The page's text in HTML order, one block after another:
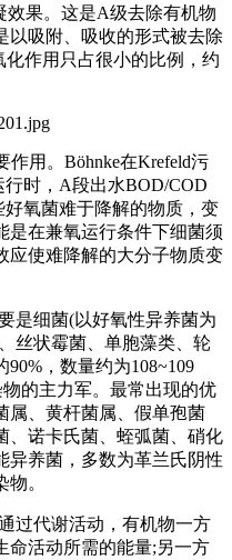
效果。这是A级去除有机物
以吸附、吸收的形式被去除
化作用只占很小的比例，约
作用。Bӧhnke在Krefeld污
时，A段出水BOD/COD
氧菌难于降解的物质，变
是在兼氧运行条件下细菌须
应使难降解的大分子物质变
是细菌(以好氧性异养菌为
丝状霉菌、单胞藻类、轮
，数量约为108~109
的主力军。最常出现的优
属、黄杆菌属、假单孢菌
、诺卡氏菌、蛭弧菌、硝化
异养菌，多数为革兰氏阴性
。
过代谢活动，有机物一方
命活动所需的能量;另一方